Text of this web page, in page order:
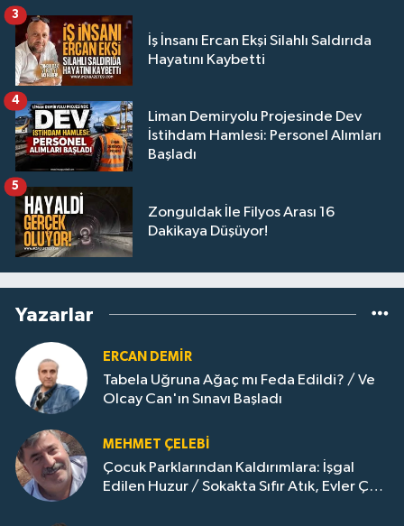
İş İnsanı Ercan Ekşi Silahlı Saldırıda
Hayatını Kaybetti
3
Liman Demiryolu Projesinde Dev
İstihdam Hamlesi: Personel Alımları
Başladı
4
Zonguldak İle Filyos Arası 16
Dakikaya Düşüyor!
5
Yazarlar
ERCAN DEMIR
Tabela Uğruna Ağaç mı Feda Edildi? / Ve
Olcay Can'ın Sınavı Başladı
MEHMET ÇELEBI
Çocuk Parklarından Kaldırımlara: İşgal
Edilen Huzur / Sokakta Sıfır Atık, Evler Çöp